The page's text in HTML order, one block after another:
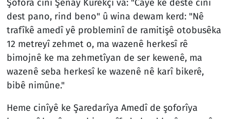
Şofora cinî Şenay Kurekçî va: "Cayê ke destê cinî
dest pano, rind beno" û wina dewam kerd: "Nê
trafîkê amedî yê probleminî de ramitişê otobusêka
12 metreyî zehmet o, ma wazenê herkesî rê
bimojnê ke ma zehmetîyan de ser kewenê, ma
wazenê seba herkesî ke wazenê nê karî bikerê,
bibê nimûne."
Heme cinîyê ke Şaredarîya Amedî de şoforîya